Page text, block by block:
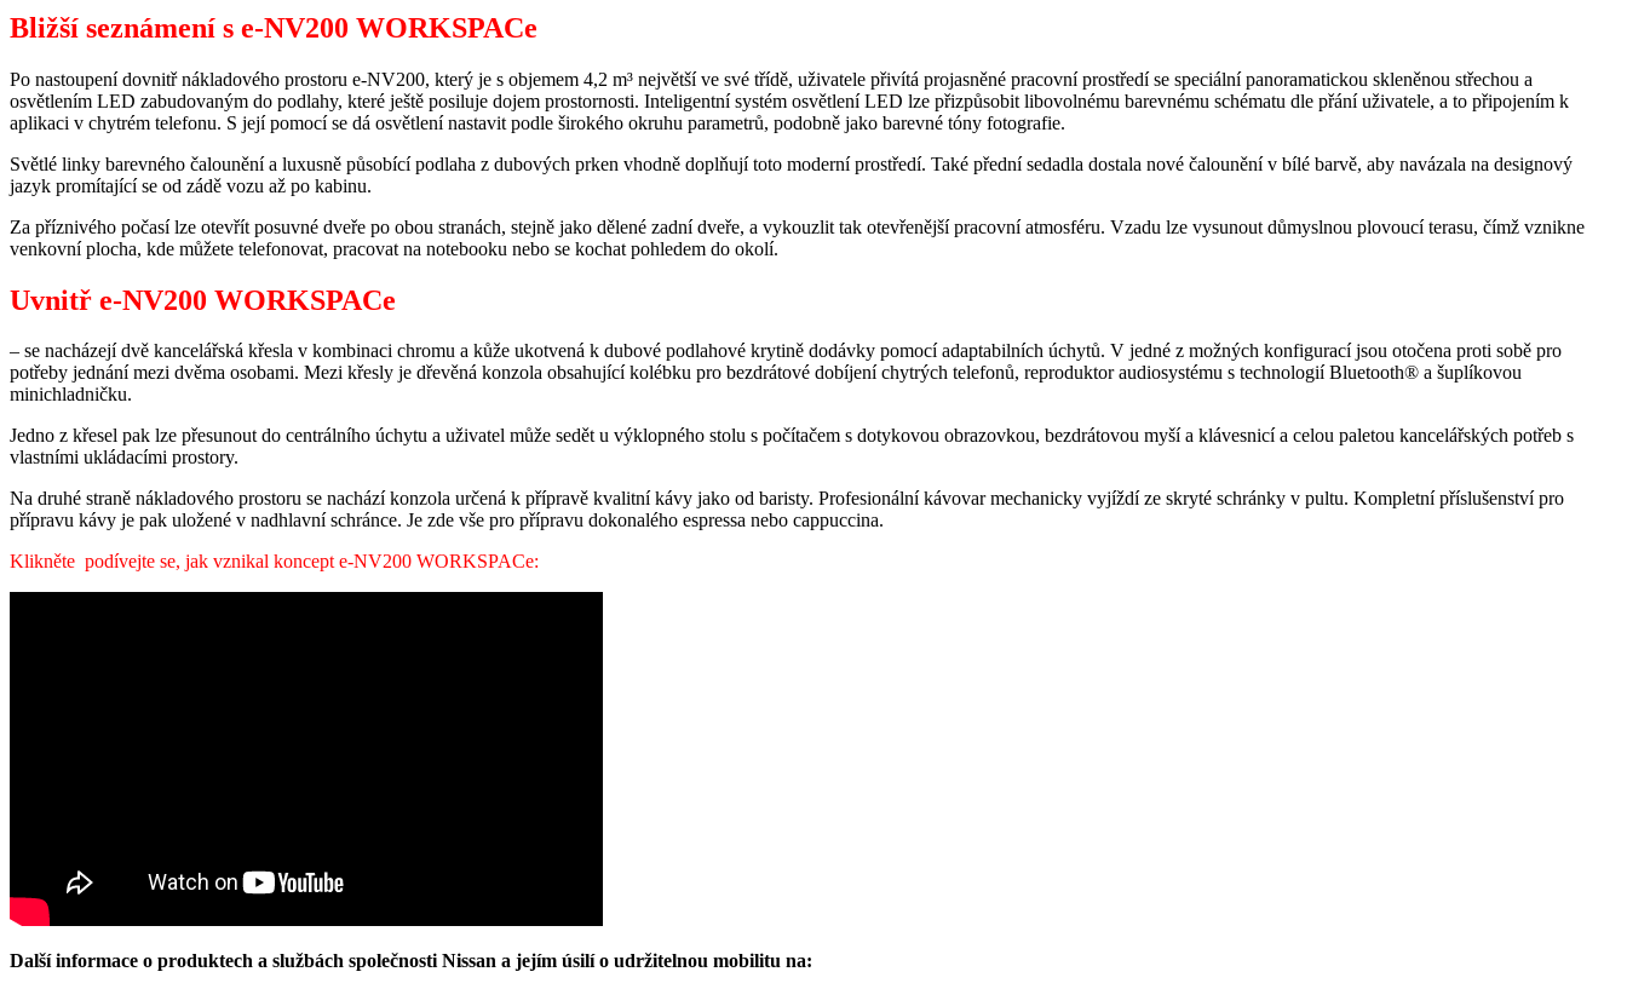
Bližší seznámení s e-NV200 WORKSPACe
Po nastoupení dovnitř nákladového prostoru e-NV200, který je s objemem 4,2 m³ největší ve své třídě, uživatele přivítá projasněné pracovní prostředí se speciální panoramatickou skleněnou střechou a
osvětlením LED zabudovaným do podlahy, které ještě posiluje dojem prostornosti. Inteligentní systém osvětlení LED lze přizpůsobit libovolnému barevnému schématu dle přání uživatele, a to připojením k
aplikaci v chytrém telefonu. S její pomocí se dá osvětlení nastavit podle širokého okruhu parametrů, podobně jako barevné tóny fotografie.
Světlé linky barevného čalounění a luxusně působící podlaha z dubových prken vhodně doplňují toto moderní prostředí. Také přední sedadla dostala nové čalounění v bílé barvě, aby navázala na designový
jazyk promítající se od zádě vozu až po kabinu.
Za příznivého počasí lze otevřít posuvné dveře po obou stranách, stejně jako dělené zadní dveře, a vykouzlit tak otevřenější pracovní atmosféru. Vzadu lze vysunout důmyslnou plovoucí terasu, čímž vznikne
venkovní plocha, kde můžete telefonovat, pracovat na notebooku nebo se kochat pohledem do okolí.
Uvnitř e-NV200 WORKSPACe
– se nacházejí dvě kancelářská křesla v kombinaci chromu a kůže ukotvená k dubové podlahové krytině dodávky pomocí adaptabilních úchytů. V jedné z možných konfigurací jsou otočena proti sobě pro
potřeby jednání mezi dvěma osobami. Mezi křesly je dřevěná konzola obsahující kolébku pro bezdrátové dobíjení chytrých telefonů, reproduktor audiosystému s technologií Bluetooth® a šuplíkovou
minichladničku.
Jedno z křesel pak lze přesunout do centrálního úchytu a uživatel může sedět u výklopného stolu s počítačem s dotykovou obrazovkou, bezdrátovou myší a klávesnicí a celou paletou kancelářských potřeb s
vlastními ukládacími prostory.
Na druhé straně nákladového prostoru se nachází konzola určená k přípravě kvalitní kávy jako od baristy. Profesionální kávovar mechanicky vyjíždí ze skryté schránky v pultu. Kompletní příslušenství pro
přípravu kávy je pak uložené v nadhlavní schránce. Je zde vše pro přípravu dokonalého espressa nebo cappuccina.
Klikněte podívejte se, jak vznikal koncept e-NV200 WORKSPACe:
Další informace o produktech a službách společnosti Nissan a jejím úsilí o udržitelnou mobilitu na: